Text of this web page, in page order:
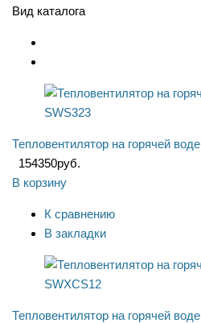
Вид каталога
Тепловентилятор на горячей
154350руб.
В корзину
К сравнению
В закладки
Тепловентилятор на горячей